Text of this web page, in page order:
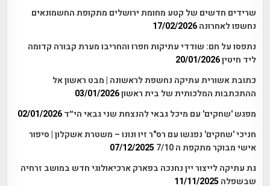
שרידים חדשים של קטע מחומת ירושלים מתקופת החשמונאים
נחשפו לאחרונה 17/02/2026
נתפסו על חם: שודדי עתיקות חפרו והחריבו מערת קבורה קדומה
ליד חיטין20/01/2026
כתובת אשורית עתיקה נחשפת לראשונה | מבט ראשון אל
ההתכתבות המלכותית של בית ראשון03/01/2026
מפגש 'שחקים' עם מיכל גבאי להנצחת שני גבאי הי״ד 02/01/2026
חניכי 'שחקים' נפגשו עם רס"ר זיו ונונו – משטרת אשקלון | סיפור
אישי מבוקר מתקפת ה 7/10
07/12/2025
גת עתיקה לייצור יין נחנכה בפארק ארכיאולוגי חדש במושב זרחיה
שבשפלה 11/11/2025